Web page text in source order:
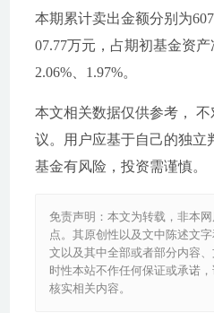
本期累计卖出金额分别为
07.77万元，占期初基金资产
2.06%、1.97%。
本文相关数据仅供参考，
议。用户应基于自己的独立
基金有风险，投资需谨慎。
免责声明：本文为转载，非本
点。其原创性以及文中陈述文
文以及其中全部或者部分内容
时性本站不作任何保证或承诺
核实相关内容。